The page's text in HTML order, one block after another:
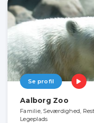
Se profil
Aalborg Zoo
Familie, Seværdighed,
Legeplads